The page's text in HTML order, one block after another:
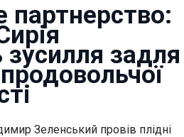
партнерство:
зусилля задля
Зеленський провів плідні